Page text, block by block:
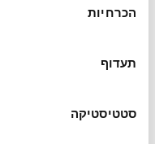
הסכמה
הכרחיות
תעדוף
סטטיסטיקה
משך:
צילום: